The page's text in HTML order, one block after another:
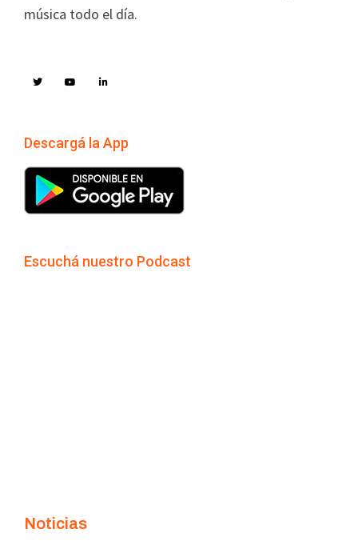
música todo el día.
Descargá la App
Escuchá nuestro Podcast
Noticias